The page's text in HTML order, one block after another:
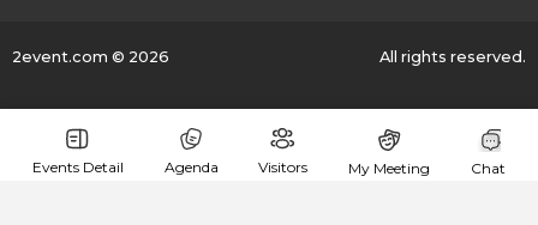
2event.com © 2026 All rights reserved.
Events Detail Agenda Visitors My Meeting Chat